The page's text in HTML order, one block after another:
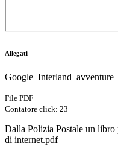
Allegati
File PDF
Contatore click: 23
Dalla Polizia Postale un libro
di internet.pdf